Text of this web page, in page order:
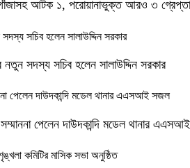
গাঁজাসহ আটক ১, পরোয়ানাভুক্ত আরও ৩
সদস্য সচিব হলেন সালাউদ্দিন সরকার
পেলেন দাউদকান্দি মডেল থানার